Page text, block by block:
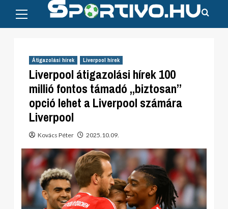
content
Menu
Átigazolási hírek Liverpool hírek
Liverpool átigazolási hírek 100
millió fontos támadó „biztosan”
opció lehet a Liverpool számára
Liverpool
Kovács Péter 2025.10.09.